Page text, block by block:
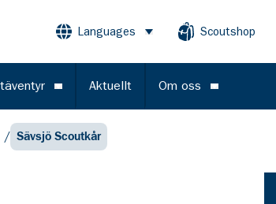
Languages Öppna menyScoutshop
Öppna meny
Aktuellt Om oss Öppna meny
/ Sävsjö Scoutkår